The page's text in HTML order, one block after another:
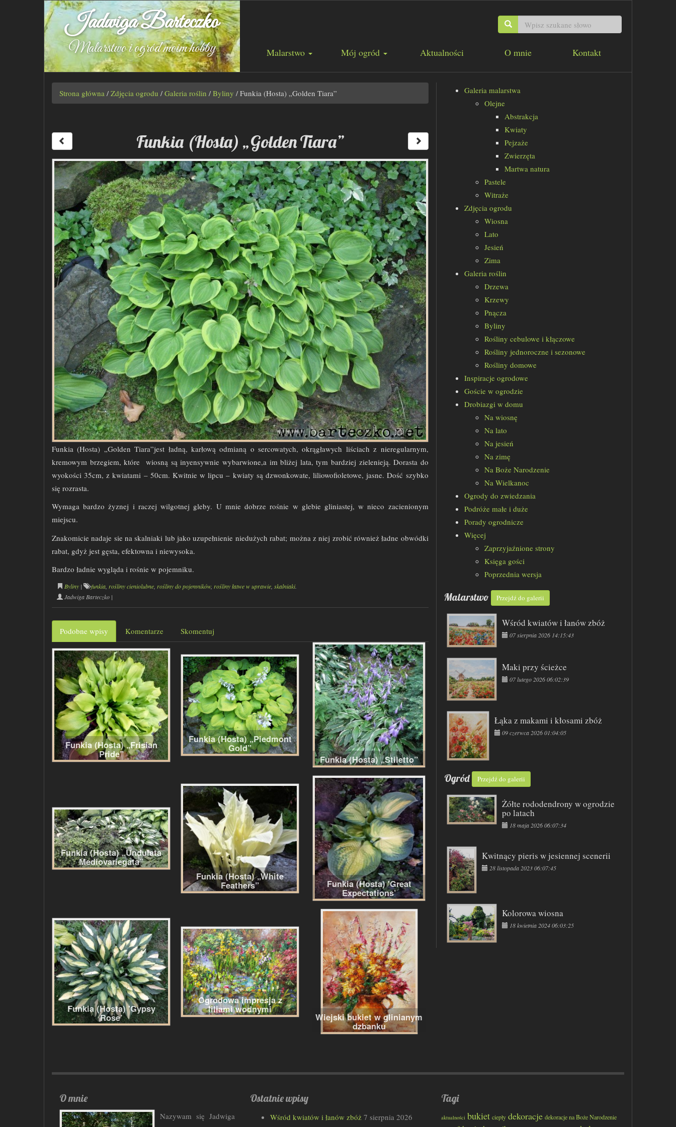
Jadwiga Barteczko
Malarstwo i ogród moim hobby Malarstwo Mój ogród Aktualności O mnie Kontakt
Strona główna / Zdjęcia ogrodu / Galeria roślin / Byliny / Funkia (Hosta) „Golden Tiara”
Funkia (Hosta) „Golden Tiara”
Funkia (Hosta) „Golden Tiara”jest ładną, karłową odmianą o sercowatych, okrągławych liściach z nieregularnym,
kremowym brzegiem, które wiosną są inyensywnie wybarwione,a im bliżej lata, tym bardziej zielenieją. Dorasta do
wyokości 35cm, z kwiatami – 50cm. Kwitnie w lipcu – kwiaty są dzwonkowate, liliowofioletowe, jasne. Dość szybko
się rozrasta.
Wymaga bardzo żyznej i raczej wilgotnej gleby. U mnie dobrze rośnie w glebie gliniastej, w nieco zacienionym
miejscu.
Znakomicie nadaje sie na skalniaki lub jako uzupełnienie niedużych rabat; można z niej zrobić również ładne obwódki
rabat, gdyż jest gęsta, efektowna i niewysoka.
Bardzo ładnie wygląda i rośnie w pojemniku.
Byliny | funkia rośliny cieniolubne rośliny do pojemników, rośliny łatwe w uprawie skalniaki.
Jadwiga Barteczko |
Podobne wpisy Komentarze Skomentuj
Funkia (Hosta) „Frisian
Pride”
Funkia (Hosta) „Piedmont
Gold”
Funkia (Hosta) „Stiletto”
Funkia (Hosta) „Undulata
Mediovariegata”
Funkia (Hosta) „White
Feathers” Funkia (Hosta) 'Great
Expectations’
Funkia (Hosta) 'Gypsy
Rose’
Ogrodowa impresja z
liliami wodnymi
Wiejski bukiet w glinianym
dzbanku
Galeria malarstwa
Olejne
Abstrakcja
Kwiaty
Pejzaże
Zwierzęta
Martwa natura
Pastele
Witraże
Zdjęcia ogrodu
Wiosna
Lato
Jesień
Zima
Galeria roślin
Drzewa
Krzewy
Pnącza
Byliny
Rośliny cebulowe i kłączowe
Rośliny jednoroczne i sezonowe
Rośliny domowe
Inspiracje ogrodowe
Goście w ogrodzie
Drobiazgi w domu
Na wiosnę
Na lato
Na jesień
Na zimę
Na Boże Narodzenie
Na Wielkanoc
Ogrody do zwiedzania
Podróże małe i duże
Porady ogrodnicze
Więcej
Zaprzyjaźnione strony
Księga gości
Poprzednia wersja
Malarstwo Przejdź do galerii
Wśród kwiatów i łanów zbóż
07 sierpnia 2026 14:15:43
Maki przy ścieżce
07 lutego 2026 06:02:39
Łąka z makami i kłosami zbóż
09 czerwca 2026 01:04:05
Ogród Przejdź do galerii
Żółte rododendrony w ogrodzie
po latach
18 maja 2026 06:07:34
Kwitnący pieris w jesiennej scenerii
28 listopada 2023 06:07:45
Kolorowa wiosna
18 kwietnia 2024 06:03:25
O mnie
Nazywam się Jadwiga
Ostatnie wpisy
Wśród kwiatów i łanów zbóż 7 sierpnia 2026
Tagi
aktualności bukiet ciepły dekoracje dekoracje na Boże Narodzenie